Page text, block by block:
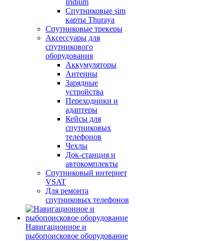
Iridium
Спутниковые sim
карты Thuraya
Спутниковые трекеры
Аксессуары для
спутникового
оборудования
Аккумуляторы
Антенны
Зарядные
устройства
Переходники и
адаптеры
Кейсы для
спутниковых
телефонов
Чехлы
Док-станция и
автокомплекты
Спутниковый интернет
VSAT
Для ремонта
спутниковых телефонов
Навигационное и
рыбопоисковое оборудование